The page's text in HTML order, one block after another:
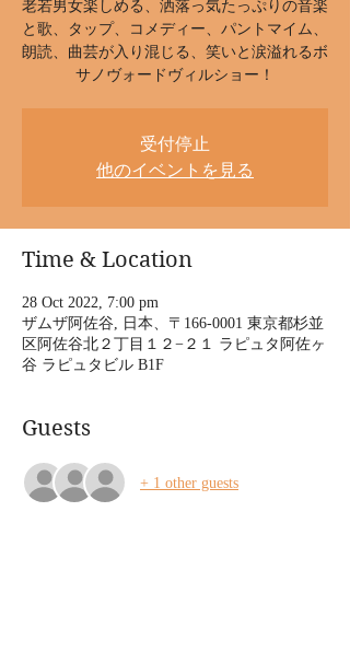
老若男女楽しめる、洒落っ気たっぷりの音楽
と歌、タップ、コメディー、パントマイム、
朗読、曲芸が入り混じる、笑いと涙溢れるボ
受付停止
他のイベントを見る
Time & Location
28 Oct 2022, 7:00 pm
ザムザ阿佐谷, 日本、〒166-0001 東京都杉並
区阿佐谷北２丁目１２−２１ ラピュタ阿佐ヶ
谷 ラピュタビル B1F
Guests
+ 1 other guests